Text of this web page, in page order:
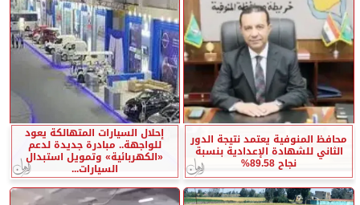
محافظ المنوفية يعتمد نتيجة الدور
الثاني للشهادة الإعدادية بنسبة
نجاح 89.58%
إحلال السيارات المتهالكة يعود
للواجهة.. مبادرة جديدة لدعم
«الكهربائية» وتمويل استبدال
السيارات...